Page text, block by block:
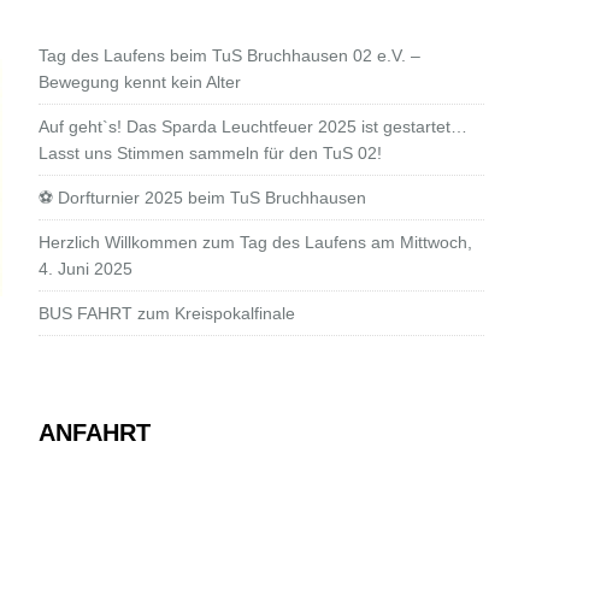
Tag des Laufens beim TuS Bruchhausen 02 e.V. –
Bewegung kennt kein Alter
Auf geht`s! Das Sparda Leuchtfeuer 2025 ist gestartet…
Lasst uns Stimmen sammeln für den TuS 02!
⚽ Dorfturnier 2025 beim TuS Bruchhausen
Herzlich Willkommen zum Tag des Laufens am Mittwoch,
4. Juni 2025
BUS FAHRT zum Kreispokalfinale
ANFAHRT